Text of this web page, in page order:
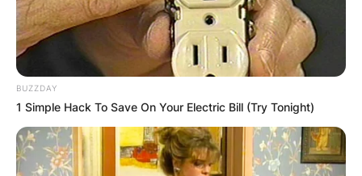
BUZZDAY
1 Simple Hack To Save On Your Electric Bill (Try Tonight)